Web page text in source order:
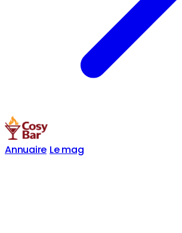
Annuaire Le mag